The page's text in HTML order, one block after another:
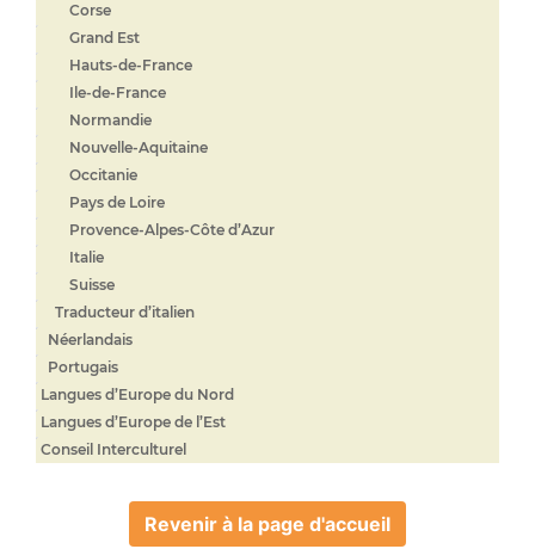
Corse
Grand Est
Hauts-de-France
Ile-de-France
Normandie
Nouvelle-Aquitaine
Occitanie
Pays de Loire
Provence-Alpes-Côte d’Azur
Italie
Suisse
Traducteur d’italien
Néerlandais
Portugais
Langues d’Europe du Nord
Langues d’Europe de l’Est
Conseil Interculturel
Revenir à la page d'accueil